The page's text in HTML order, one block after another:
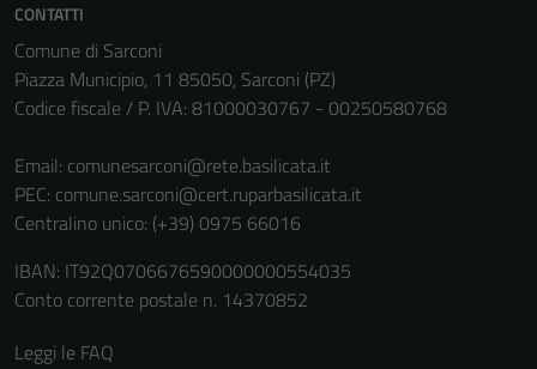
CONTATTI
Comune di Sarconi
Piazza Municipio, 11 85050, Sarconi (PZ)
Codice fiscale / P. IVA: 81000030767 - 00250580768
Email: comunesarconi@rete.basilicata.it
PEC: comune.sarconi@cert.ruparbasilicata.it
Centralino unico: (+39) 0975 66016
IBAN: IT92Q0706676590000000554035
Conto corrente postale n. 14370852
Leggi le FAQ